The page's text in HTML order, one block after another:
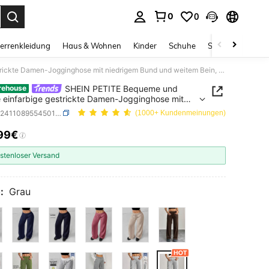
0 0
Haus & Wohnen Kinder Schuhe Schmuck &
SHEIN PETITE Bequeme und lässige einfarbige gestrickte Damen-Jogginghose mit niedrigem Bund und weitem Bein, baggy, für zierliche Frauen
SHEIN PETITE Bequeme und
einfarbige gestrickte Damen-Jogginghose mit
Bund und weitem Bein, baggy, für zierliche
SKU: sz2411089554501943 (1000+ Kundenmeinungen)
AND AVAILABILITY
Versand
Grau